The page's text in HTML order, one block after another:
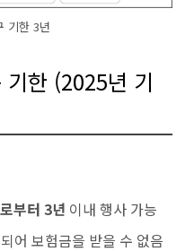
기한 3년
한 (2025년 기
부터 3년 이내 행사 가능
어 보험금을 받을 수 없음